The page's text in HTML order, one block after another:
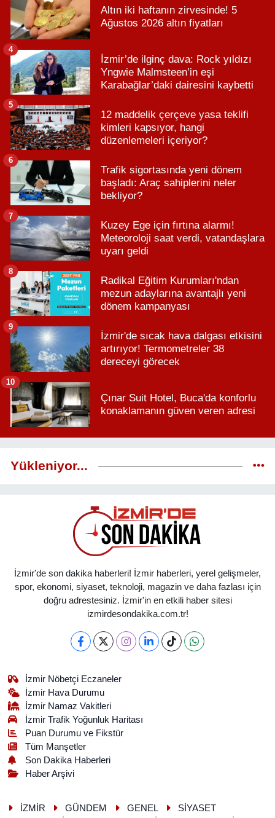
Altın iki haftanın zirvesinde! 5
Ağustos 2026 altın fiyatları
İzmir’de ilginç dava: Rock yıldızı
Yngwie Malmsteen’in eşi
Karabağlar’daki dairesini kaybetti
4
12 maddelik çerçeve yasa teklifi
kimleri kapsıyor, hangi
düzenlemeleri içeriyor?
5
Trafik sigortasında yeni dönem
başladı: Araç sahiplerini neler
bekliyor?
6
Kuzey Ege için fırtına alarmı!
Meteoroloji saat verdi, vatandaşlara
uyarı geldi
7
Radikal Eğitim Kurumları'ndan
mezun adaylarına avantajlı yeni
dönem kampanyası
8
İzmir'de sıcak hava dalgası etkisini
artırıyor! Termometreler 38
dereceyi görecek
9
Çınar Suit Hotel, Buca'da konforlu
konaklamanın güven veren adresi
10
Yükleniyor...
İzmir'de son dakika haberleri! İzmir haberleri, yerel gelişmeler,
spor, ekonomi, siyaset, teknoloji, magazin ve daha fazlası için
doğru adrestesiniz. İzmir'in en etkili haber sitesi
izmirdesondakika.com.tr!
İzmir Nöbetçi Eczaneler
İzmir Hava Durumu
İzmir Namaz Vakitleri
İzmir Trafik Yoğunluk Haritası
Puan Durumu ve Fikstür
Tüm Manşetler
Son Dakika Haberleri
Haber Arşivi
İZMİR GÜNDEM GENEL
SİYASET